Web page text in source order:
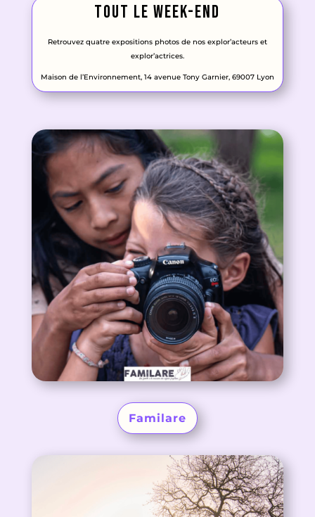
Tout le week-end
Retrouvez quatre expositions photos de nos explor’acteurs et
explor’actrices.
Maison de l’Environnement, 14 avenue Tony Garnier, 69007 Lyon
Familare